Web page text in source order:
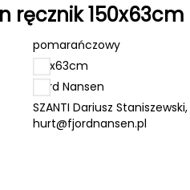
ręcznik
pomarańczowy
150x63cm
Fjord Nansen
SZANTI Dariusz
hurt@fjordnansen.pl